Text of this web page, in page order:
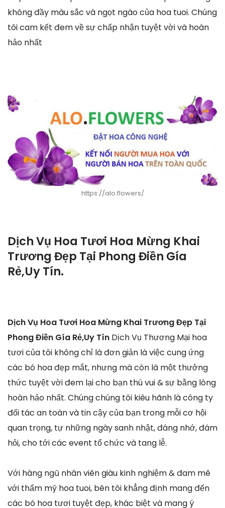
không đầy màu sắc và ngọt ngào của hoa tuoi. Chúng
tôi cam kết đem về sự chấp nhận tuyệt vời và hoàn
hảo nhất
https://alo.flowers/
Dịch Vụ Hoa Tươi Hoa Mừng Khai
Trương Đẹp Tại Phong Điền Gía
Rẻ,Uy Tín.
Dịch Vụ Hoa Tươi Hoa Mừng Khai Trương Đẹp Tại
Phong Điền Gía Rẻ,Uy Tín Dịch Vụ Thương Mại hoa
tươi của tôi không chỉ là đơn giản là việc cung ứng
các bó hoa đẹp mắt, nhưng mà còn là một thưởng
thức tuyệt vời đem lại cho bạn thú vui & sự bằng lòng
hoàn hảo nhất. Chúng chúng tôi kiêu hãnh là công ty
đối tác an toàn và tin cậy của bạn trong mỗi cơ hội
quan trọng, tự những ngày sanh nhật, đáng nhớ, đám
hỏi, cho tới các event tổ chức và tang lễ.
Với hàng ngũ nhân viên giàu kinh nghiệm & đam mê
với thẩm mỹ hoa tuoi, bên tôi khẳng định mang đến
các bó hoa tươi tuyệt đẹp, khác biệt và mang ý